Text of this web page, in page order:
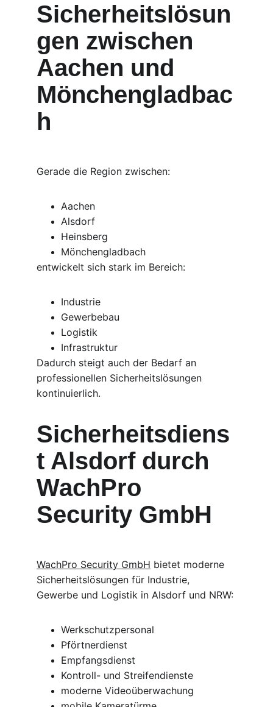
Sicherheitslösun
gen zwischen
Aachen und
Mönchengladbac
h
Gerade die Region zwischen:
Aachen
Alsdorf
Heinsberg
Mönchengladbach
entwickelt sich stark im Bereich:
Industrie
Gewerbebau
Logistik
Infrastruktur
Dadurch steigt auch der Bedarf an
professionellen Sicherheitslösungen
kontinuierlich.
Sicherheitsdiens
t Alsdorf durch
WachPro
Security GmbH
WachPro Security GmbH bietet moderne
Sicherheitslösungen für Industrie,
Gewerbe und Logistik in Alsdorf und NRW:
Werkschutzpersonal
Pförtnerdienst
Empfangsdienst
Kontroll- und Streifendienste
moderne Videoüberwachung